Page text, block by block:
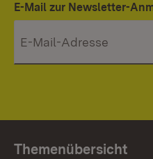
E-Mail zur Newsletter-
Themenübersicht